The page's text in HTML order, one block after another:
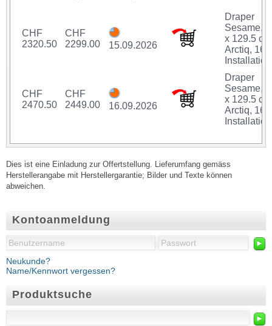
Kontoanmeldung
►
Neukunde?
Name/Kennwort vergessen?
Produktsuche
►
CHF
2320.50
CHF
2299.00
15.09.2026
Draper
Sesame,
x 129.5
Arctiq,
Installation
CHF
2470.50
CHF
2449.00
16.09.2026
Draper
Sesame,
x 129.5
Arctiq,
Installation
Dies ist eine Einladung zur Offertstellung. Lieferumfang gemäss
Herstellerangabe mit Herstellergarantie; Bilder und Texte können
abweichen.